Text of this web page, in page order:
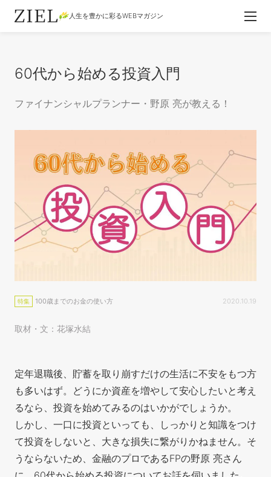
人生を豊かに彩るWEBマガジン
60代から始める投資入門
ファイナンシャルプランナー・野原 亮が教える！
特集 100歳までのお金の使い方 2020.10.19
取材・文：花塚水結
定年退職後、貯蓄を取り崩すだけの生活に不安をもつ方
も多いはず。どうにか資産を増やして安心したいと考え
るなら、投資を始めてみるのはいかがでしょうか。
しかし、一口に投資といっても、しっかりと知識をつけ
て投資をしないと、大きな損失に繋がりかねません。そ
うならないため、金融のプロであるFPの野原 亮さん